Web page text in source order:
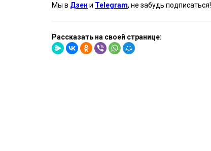
Мы в Дзен и Telegram, не забудь подписаться!
Рассказать на своей странице: